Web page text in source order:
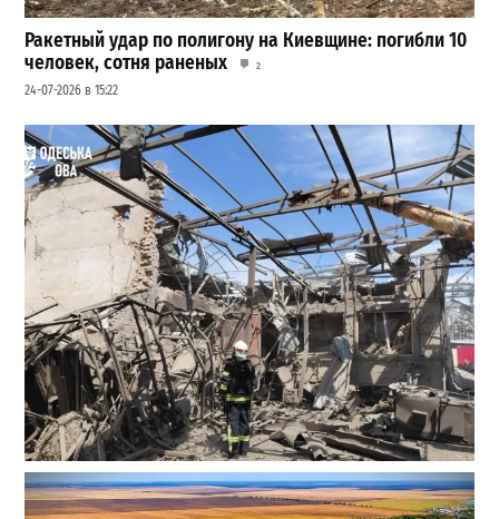
Ракетный удар по полигону на Киевщине: погибли 10
человек, сотня раненых
2
24-07-2026 в 15:22
В Одессе выросло число пострадавших после атаки
реактивных дронов (фото)
2